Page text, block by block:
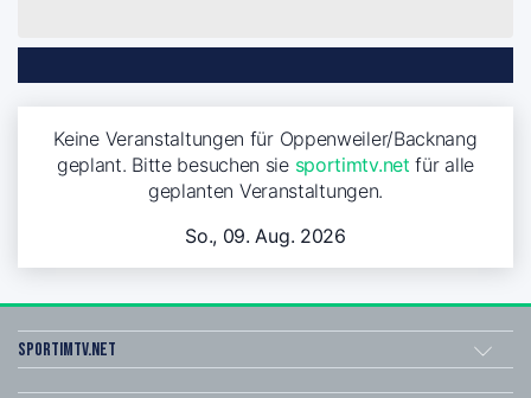
Keine Veranstaltungen für Oppenweiler/Backnang
geplant. Bitte besuchen sie sportimtv.net für alle
geplanten Veranstaltungen.
So., 09. Aug. 2026
sportimtv.net